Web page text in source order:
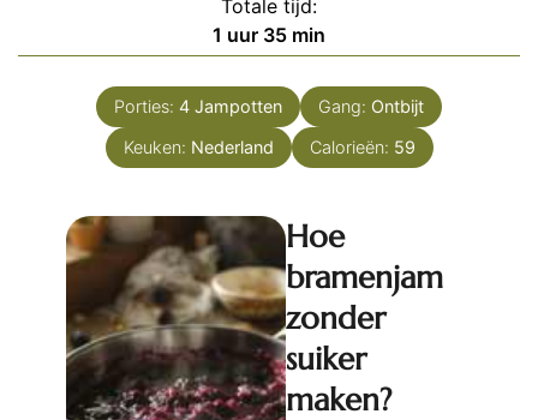
Totale tijd:
1 uur
uur 35minuten
min
Porties: 4 Jampotten Gang: Ontbijt
Keuken: Nederland Calorieën: 59
Hoe
bramenjam
zonder
suiker
maken?